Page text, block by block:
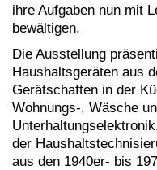
ihre Aufgaben nun mit
bewältigen.
Die Ausstellung
Haushaltsgeräten aus
Gerätschaften in der
Wohnungs-, Wäsche
der
aus den 1940er- bis